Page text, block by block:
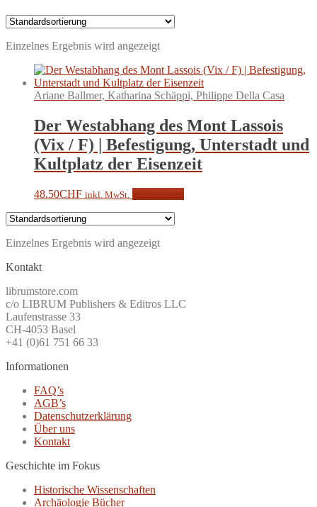
Einzelnes Ergebnis wird angezeigt
Ariane Ballmer, Katharina Schäppi, Philippe Della Casa
Der Westabhang des Mont Lassois
(Vix / F) | Befestigung, Unterstadt und
Kultplatz der Eisenzeit
48.50CHF inkl. MwSt.
Einzelnes Ergebnis wird angezeigt
Kontakt
librumstore.com
c/o LIBRUM Publishers & Editros LLC
Laufenstrasse 33
CH-4053 Basel
+41 (0)61 751 66 33
Informationen
FAQ’s
AGB’s
Datenschutzerklärung
Über uns
Kontakt
Geschichte im Fokus
Historische Wissenschaften
Archäologie Bücher